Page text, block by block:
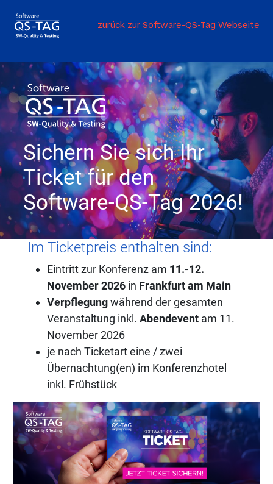
zurück zur Software-QS-Tag Webseite
Sichern Sie sich Ihr
Ticket für den
Software-QS-Tag 2026!
Im Ticketpreis enthalten sind:
Eintritt zur Konferenz am 11.-12.
November 2026in Frankfurt am Main
Verpflegungwährend der gesamten
Veranstaltung inkl. Abendeventam 11.
November 2026
je nach Ticketart eine / zwei
Übernachtung(en) im Konferenzhotel
inkl. Frühstück